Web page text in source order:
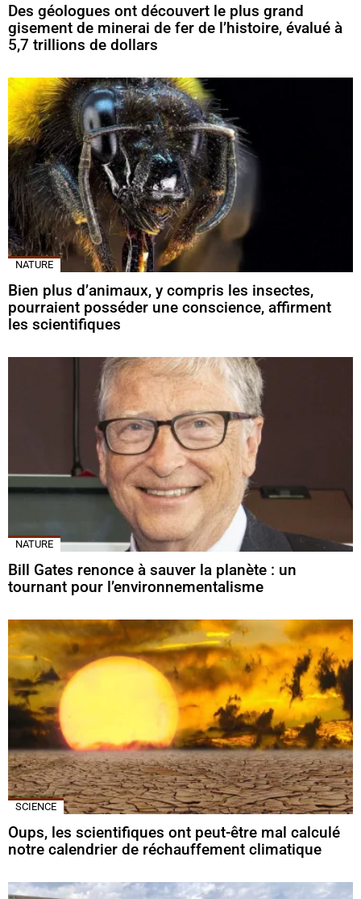
Des géologues ont découvert le plus grand
gisement de minerai de fer de l’histoire, évalué à
5,7 trillions de dollars
NATURE
Bien plus d’animaux, y compris les insectes,
pourraient posséder une conscience, affirment
les scientifiques
NATURE
Bill Gates renonce à sauver la planète : un
tournant pour l’environnementalisme
SCIENCE
Oups, les scientifiques ont peut-être mal calculé
notre calendrier de réchauffement climatique